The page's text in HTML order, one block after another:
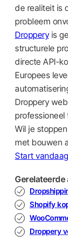
de realiteit is
probleem
Dropperyis
structurele
directe API-
Europees
Droppery
professioneel
Wil je
met bouwen
Start
Gerelateerde
Shopify
Droppery